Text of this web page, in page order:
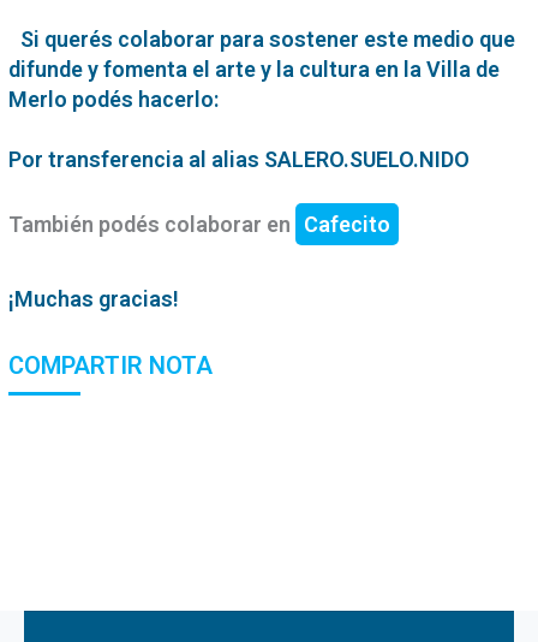
Si querés colaborar para sostener este medio que
difunde y fomenta el arte y la cultura en la Villa de
Merlo podés hacerlo:
Por transferencia al alias SALERO.SUELO.NIDO
También podés colaborar en Cafecito
¡Muchas gracias!
COMPARTIR NOTA